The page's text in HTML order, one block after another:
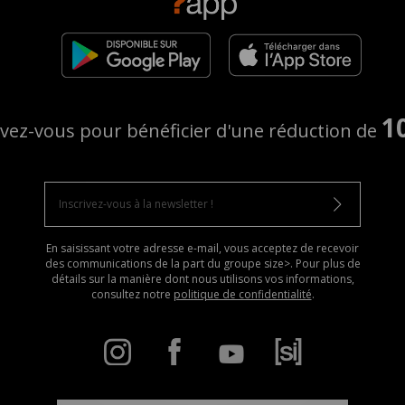
vous pour bénéficier d'une réduction de
En saisissant votre adresse e-mail, vous acceptez de recevoir
des communications de la part du groupe size>. Pour plus de
détails sur la manière dont nous utilisons vos informations,
consultez notre politique de confidentialité.